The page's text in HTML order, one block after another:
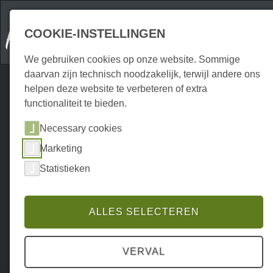
Gastronomie Cafés
COOKIE-INSTELLINGEN
We gebruiken cookies op onze website. Sommige
daarvan zijn technisch noodzakelijk, terwijl andere ons
helpen deze website te verbeteren of extra
functionaliteit te bieden.
Necessary cookies
Marketing
Statistieken
ALLES SELECTEREN
VERVAL